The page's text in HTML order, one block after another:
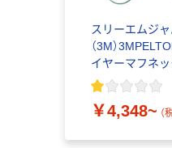
スリーエムジ
（3M）
イヤーマフネ
ドタイプ
￥4,348~ （